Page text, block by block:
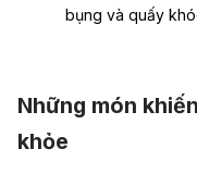
bụng và quấy
Những món
khỏe